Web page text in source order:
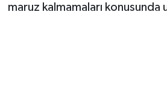
maruz kalmamaları konusunda